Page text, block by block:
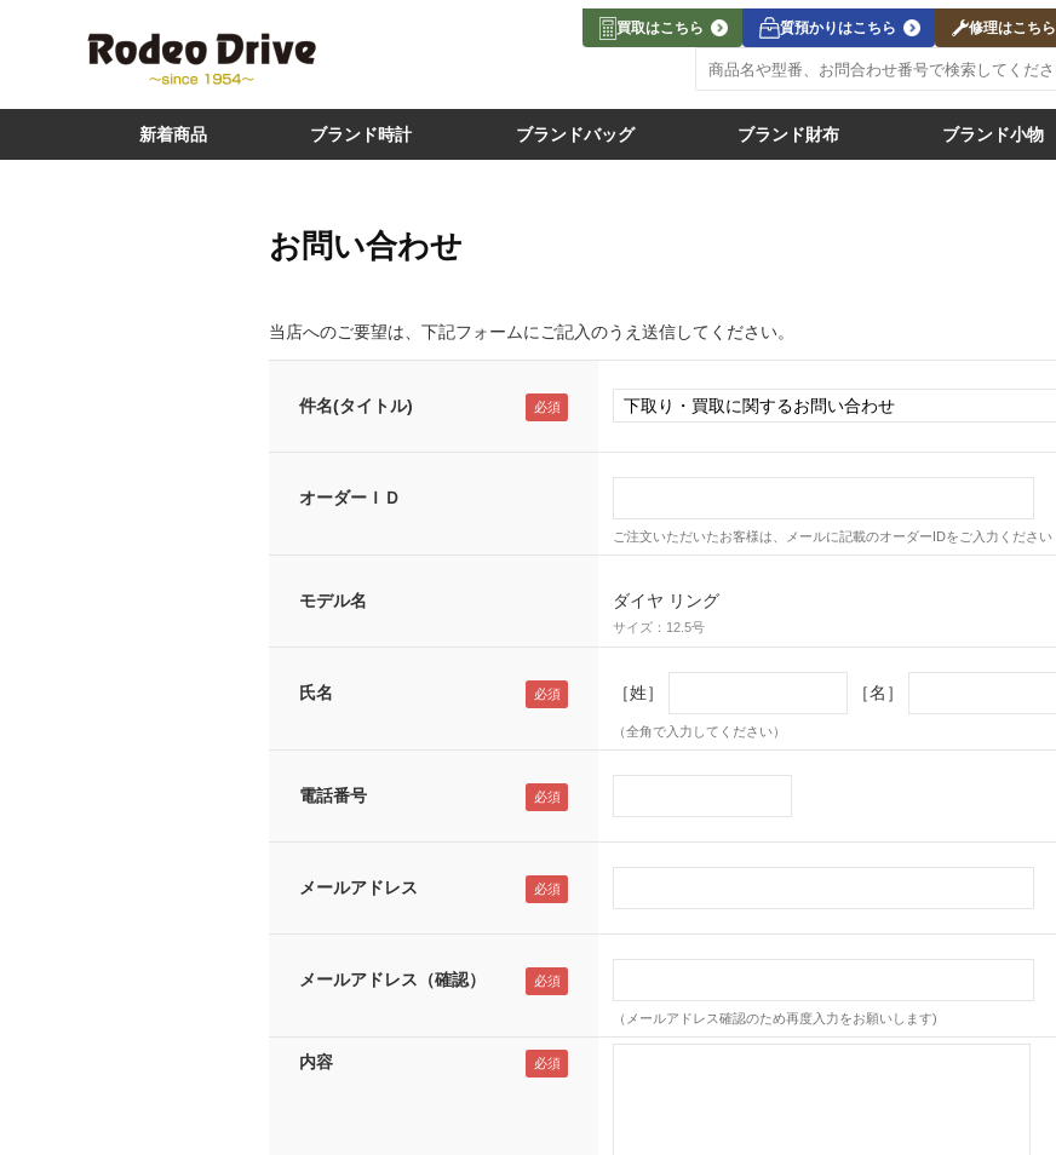
買取はこちら 質預かりはこちら 修理はこちら
新着商品 ブランド時計 ブランドバッグ ブランド財布 ブランド小物
お問い合わせ
当店へのご要望は、下記フォームにご記入のうえ送信してください。
件名(タイトル)
オーダーＩＤ
ご注文いただいたお客様は、メールに記載のオーダーIDをご入力ください
モデル名 ダイヤ リング
サイズ：12.5号
氏名 ［姓］ ［名］
（全角で入力してください）
電話番号
メールアドレス
メールアドレス（確認）
（メールアドレス確認のため再度入力をお願いします)
内容